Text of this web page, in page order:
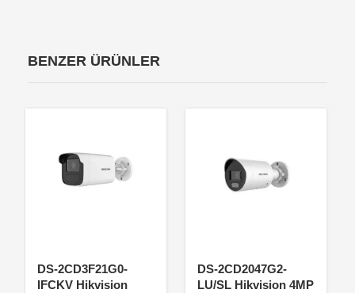
BENZER ÜRÜNLER
DS-2CD3F21G0-
IFCKV Hikvision
DS-2CD2047G2-
LU/SL Hikvision 4MP